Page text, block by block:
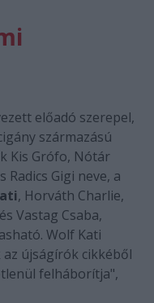
előadó szerepel,
származású
Kis Grófo, Nótár
Radics Gigi neve, a
, Horváth Charlie,
Vastag Csaba,
Wolf Kati
újságírók cikkéből
felháborítja",